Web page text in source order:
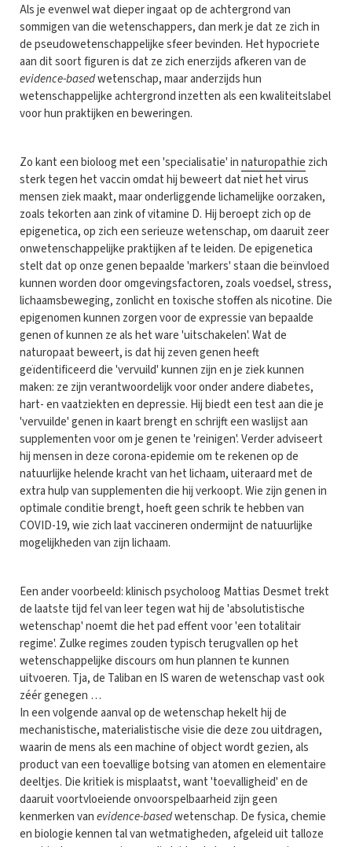
Als je evenwel wat dieper ingaat op de achtergrond van
sommigen van die wetenschappers, dan merk je dat ze zich in
de pseudowetenschappelijke sfeer bevinden. Het hypocriete
aan dit soort figuren is dat ze zich enerzijds afkeren van de
evidence-basedwetenschap, maar anderzijds hun
wetenschappelijke achtergrond inzetten als een kwaliteitslabel
voor hun praktijken en beweringen.
Zo kant een bioloog met een 'specialisatie' innaturopathie zich
sterk tegen het vaccin omdat hij beweert dat niet het virus
mensen ziek maakt, maar onderliggende lichamelijke oorzaken,
zoals tekorten aan zink of vitamine D. Hij beroept zich op de
epigenetica, op zich een serieuze wetenschap, om daaruit zeer
onwetenschappelijke praktijken af te leiden. De epigenetica
stelt dat op onze genen bepaalde 'markers' staan die beïnvloed
kunnen worden door omgevingsfactoren, zoals voedsel, stress,
lichaamsbeweging, zonlicht en toxische stoffen als nicotine. Die
epigenomen kunnen zorgen voor de expressie van bepaalde
genen of kunnen ze als het ware 'uitschakelen'. Wat de
naturopaat beweert, is dat hij zeven genen heeft
geïdentificeerd die 'vervuild' kunnen zijn en je ziek kunnen
maken: ze zijn verantwoordelijk voor onder andere diabetes,
hart- en vaatziekten en depressie. Hij biedt een test aan die je
'vervuilde' genen in kaart brengt en schrijft een waslijst aan
supplementen voor om je genen te 'reinigen'. Verder adviseert
hij mensen in deze corona-epidemie om te rekenen op de
natuurlijke helende kracht van het lichaam, uiteraard met de
extra hulp van supplementen die hij verkoopt. Wie zijn genen in
optimale conditie brengt, hoeft geen schrik te hebben van
COVID-19, wie zich laat vaccineren ondermijnt de natuurlijke
mogelijkheden van zijn lichaam.
Een ander voorbeeld: klinisch psycholoog Mattias Desmet trekt
de laatste tijd fel van leer tegen wat hij de 'absolutistische
wetenschap' noemt die het pad effent voor 'een totalitair
regime'. Zulke regimes zouden typisch terugvallen op het
wetenschappelijke discours om hun plannen te kunnen
uitvoeren. Tja, de Taliban en IS waren de wetenschap vast ook
zéér genegen …
In een volgende aanval op de wetenschap hekelt hij de
mechanistische, materialistische visie die deze zou uitdragen,
waarin de mens als een machine of object wordt gezien, als
product van een toevallige botsing van atomen en elementaire
deeltjes. Die kritiek is misplaatst, want 'toevalligheid' en de
daaruit voortvloeiende onvoorspelbaarheid zijn geen
kenmerken vanevidence-basedwetenschap. De fysica, chemie
en biologie kennen tal van wetmatigheden, afgeleid uit talloze